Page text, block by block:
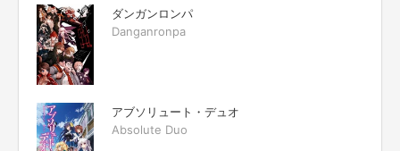
ダンガンロンパ
Danganronpa
アブソリュート・デュオ
Absolute Duo